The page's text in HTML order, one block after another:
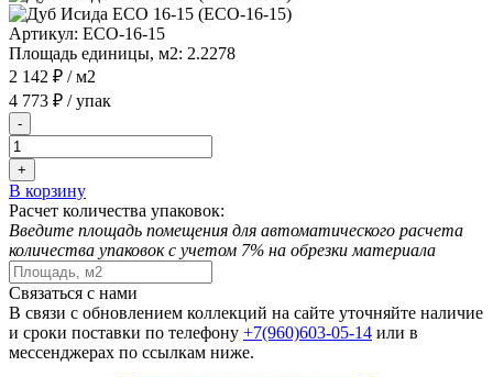
Артикул: ECO-16-15
Площадь единицы, м2: 2.2278
2 142 ₽ / м2
4 773 ₽ / упак
-
+
В корзину
Расчет количества упаковок:
Введите площадь помещения для автоматического расчета
количества упаковок с учетом 7% на обрезки материала
Связаться с нами
В связи с обновлением коллекций на сайте уточняйте наличие
и сроки поставки по телефону +7(960)603-05-14 или в
мессенджерах по ссылкам ниже.